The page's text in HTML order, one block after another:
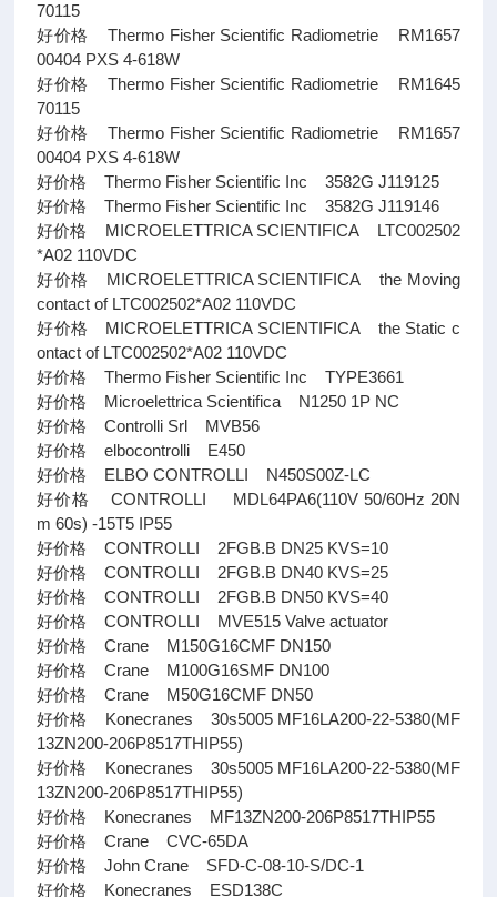
70115
好价格 Thermo Fisher Scientific Radiometrie RM1657
00404 PXS 4-618W
好价格 Thermo Fisher Scientific Radiometrie RM1645
70115
好价格 Thermo Fisher Scientific Radiometrie RM1657
00404 PXS 4-618W
好价格 Thermo Fisher Scientific Inc 3582G J119125
好价格 Thermo Fisher Scientific Inc 3582G J119146
好价格 MICROELETTRICA SCIENTIFICA LTC002502
*A02 110VDC
好价格 MICROELETTRICA SCIENTIFICA the Moving
contact of LTC002502*A02 110VDC
好价格 MICROELETTRICA SCIENTIFICA the Static c
ontact of LTC002502*A02 110VDC
好价格 Thermo Fisher Scientific Inc TYPE3661
好价格 Microelettrica Scientifica N1250 1P NC
好价格 Controlli Srl MVB56
好价格 elbocontrolli E450
好价格 ELBO CONTROLLI N450S00Z-LC
好价格 CONTROLLI MDL64PA6(110V 50/60Hz 20N
m 60s) -15T5 IP55
好价格 CONTROLLI 2FGB.B DN25 KVS=10
好价格 CONTROLLI 2FGB.B DN40 KVS=25
好价格 CONTROLLI 2FGB.B DN50 KVS=40
好价格 CONTROLLI MVE515 Valve actuator
好价格 Crane M150G16CMF DN150
好价格 Crane M100G16SMF DN100
好价格 Crane M50G16CMF DN50
好价格 Konecranes 30s5005 MF16LA200-22-5380(MF
13ZN200-206P8517THIP55)
好价格 Konecranes 30s5005 MF16LA200-22-5380(MF
13ZN200-206P8517THIP55)
好价格 Konecranes MF13ZN200-206P8517THIP55
好价格 Crane CVC-65DA
好价格 John Crane SFD-C-08-10-S/DC-1
好价格 Konecranes ESD138C